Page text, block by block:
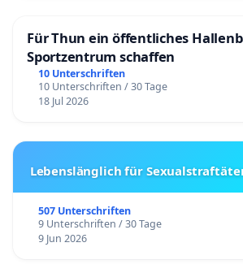
Für Thun ein öffentliches
Sportzentrum schaffen
10 Unterschriften
10 Unterschriften / 30 Tage
18 Jul 2026
Lebenslänglich für
507 Unterschriften
9 Unterschriften / 30 Tage
9 Jun 2026